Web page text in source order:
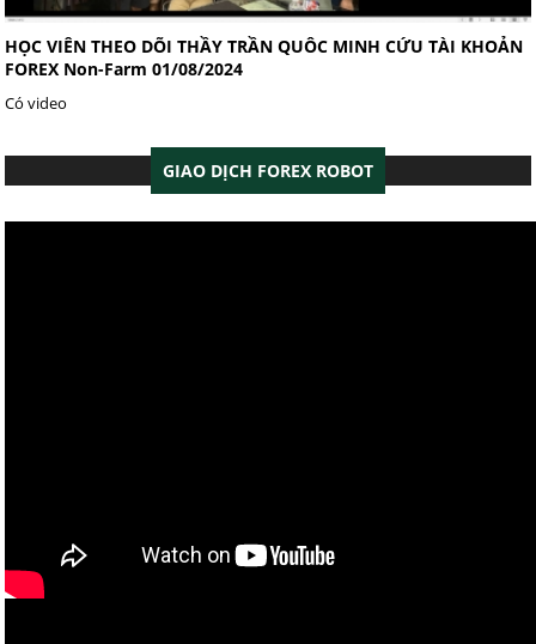
HỌC VIÊN THEO DÕI THẦY TRẦN QUÔC MINH CỨU TÀI KHOẢN
FOREX Non-Farm 01/08/2024
Có video
GIAO DỊCH FOREX ROBOT